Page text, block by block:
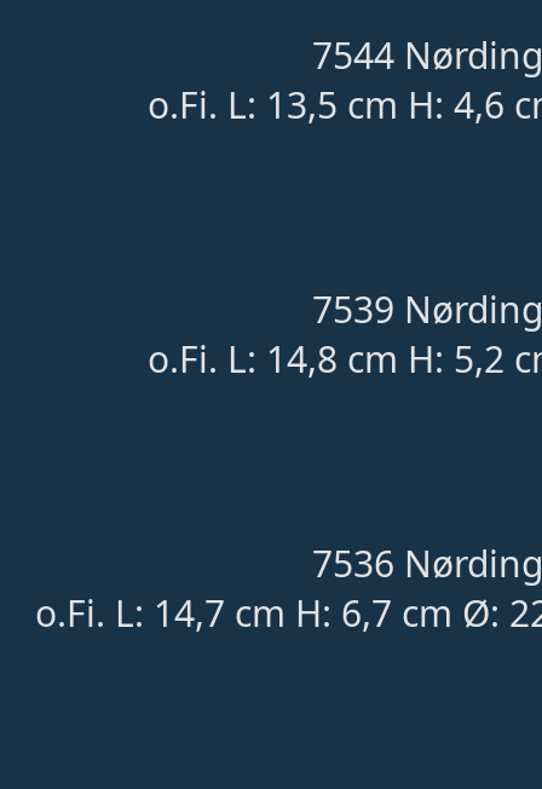
7544
o.Fi. L: 13,5 cm H: 4,6
7539
o.Fi. L: 14,8 cm H: 5,2
7536
o.Fi. L: 14,7 cm H: 6,7 cm Ø: